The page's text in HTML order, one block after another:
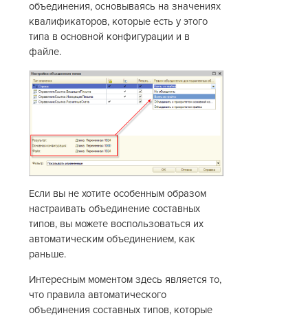
объединения, основываясь на значениях
квалификаторов, которые есть у этого
типа в основной конфигурации и в
файле.
Если вы не хотите особенным образом
настраивать объединение составных
типов, вы можете воспользоваться их
автоматическим объединением, как
раньше.
Интересным моментом здесь является то,
что правила автоматического
объединения составных типов, которые